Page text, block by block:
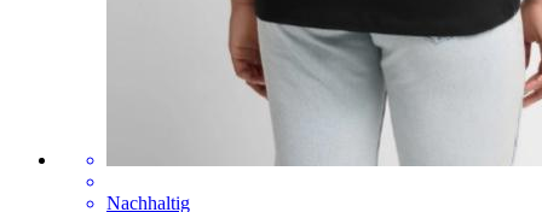
Nachhaltig